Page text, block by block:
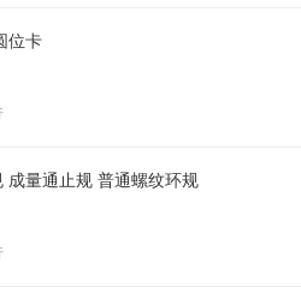
位卡
成量通止规 普通螺纹环规